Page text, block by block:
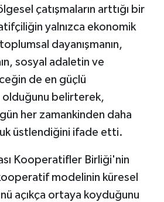
çatışmaların arttığı bir
yalnızca ekonomik
dayanışmanın,
sosyal adaletin ve
de en güçlü
belirterek,
her zamankinden daha
üstlendiğini ifade etti.
Kooperatifler Birliği'nin
modelinin küresel
açıkça ortaya koyduğunu